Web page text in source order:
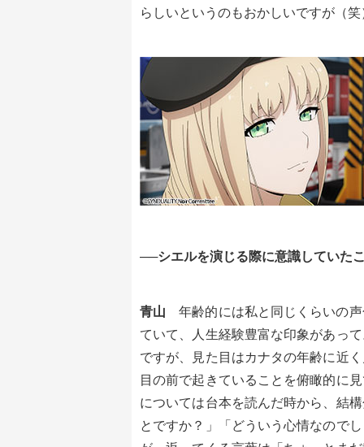
らしいというのもおかしいですが（笑
──シエルを演じる際に意識していた
青山
年齢的には私と同じくらいの
ていて、人生経験豊富な印象があっ
ですが、見た目はカナタの年齢に近
目の前で起きていることを俯瞰的に
については台本を読んだ時から、結
とですか？」「どういう心情なので